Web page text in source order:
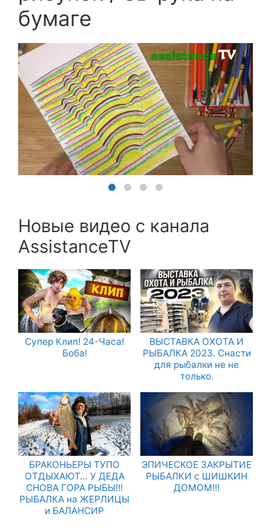
бумаге
Новые видео с канала
AssistanceTV
Супер Клип! 24-Часа!
Боба!
ВЫСТАВКА ОХОТА И
РЫБАЛКА 2023. Снасти
для рыбалки не не
только.
БРАКОНЬЕРЫ ТУПО
ОТДЫХАЮТ… У ДЕДА
СНОВА ГОРА РЫБЫ!!!
РЫБАЛКА на ЖЕРЛИЦЫ
и БАЛАНСИР
ЭПИЧЕСКОЕ ЗАКРЫТИЕ
РЫБАЛКИ с ШИШКИН
ДОМОМ!!!